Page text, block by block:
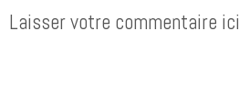
Laisser votre commentaire ici